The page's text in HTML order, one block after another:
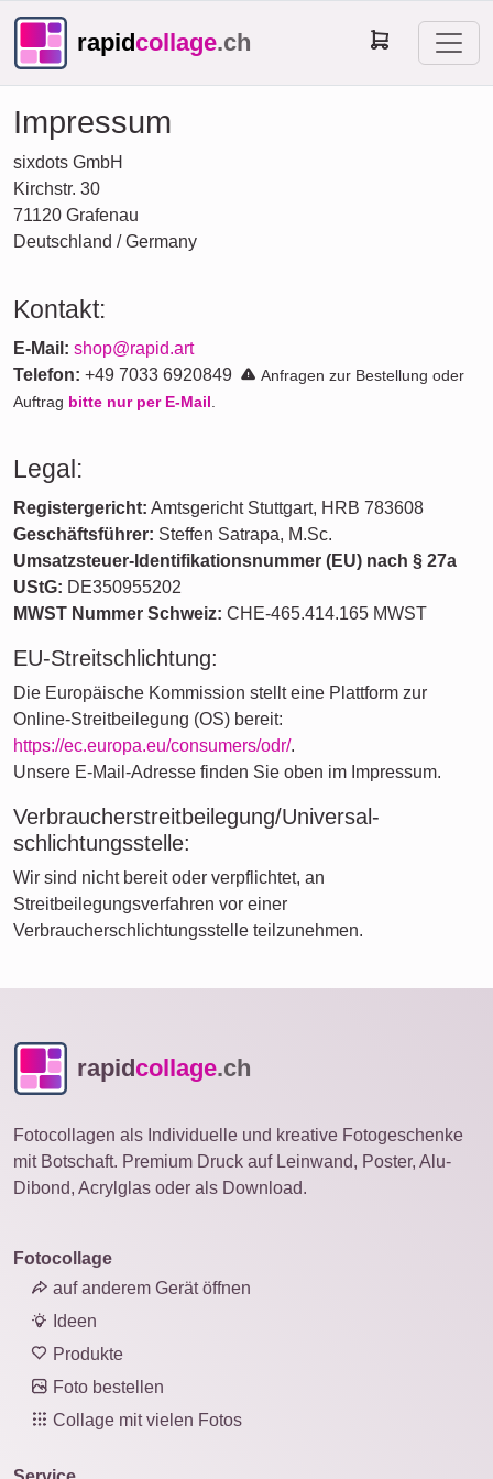
rapidcollage.ch
Impressum
sixdots GmbH
Kirchstr. 30
71120 Grafenau
Deutschland / Germany
Kontakt:
E-Mail: shop@rapid.art
Telefon: +49 7033 6920849
Anfragen zur Bestellung oder
Auftrag bitte nur per E-Mail
Legal:
Registergericht: Amtsgericht Stuttgart, HRB 783608
Geschäftsführer: Steffen Satrapa, M.Sc.
Umsatzsteuer-Identifikationsnummer (EU) nach § 27a
UStG: DE350955202
MWST Nummer Schweiz: CHE-465.414.165 MWST
EU-Streitschlichtung:
Die Europäische Kommission stellt eine Plattform zur
Online-Streitbeilegung (OS) bereit:
https://ec.europa.eu/consumers/odr/.
Unsere E-Mail-Adresse finden Sie oben im Impressum.
Verbraucher­streit­beilegung/Universal­
schlichtungs­stelle:
Wir sind nicht bereit oder verpflichtet, an
Streitbeilegungsverfahren vor einer
Verbraucherschlichtungsstelle teilzunehmen.
rapidcollage.ch
Fotocollagen als Individuelle und kreative Fotogeschenke
mit Botschaft. Premium Druck auf Leinwand, Poster, Alu-
Dibond, Acrylglas oder als Download.
Fotocollage
auf anderem Gerät öffnen
Ideen
Produkte
Foto bestellen
Collage mit vielen Fotos